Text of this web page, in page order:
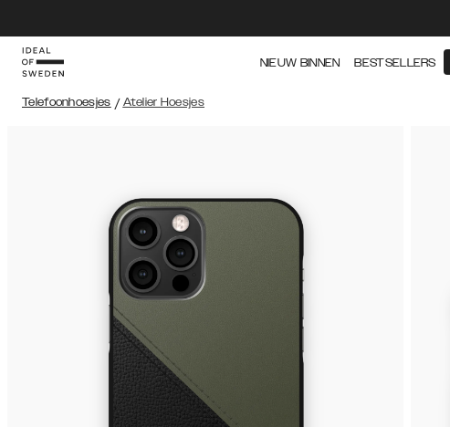
NIEUW BINNEN BESTSELLERS
Telefoonhoesjes / Atelier Hoesjes